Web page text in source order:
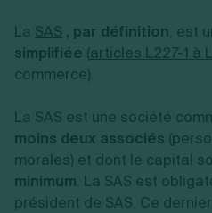
La SAS , par définition, est
simplifiée (articles L227-1 à
commerce).
La SAS est une société
moins deux associés
morales) et dont le capital
minimum. La SAS est
président de SAS. Ce